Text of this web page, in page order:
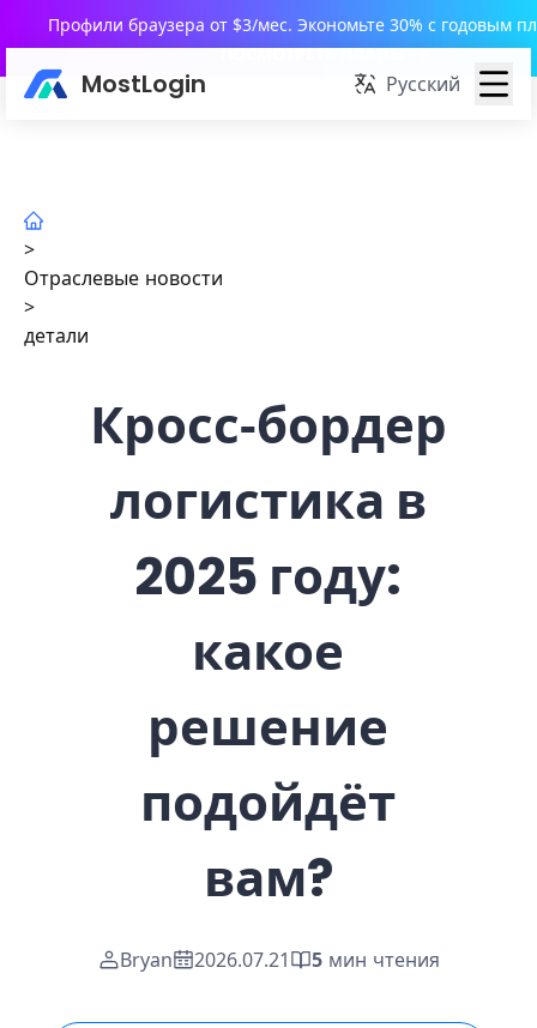
Профили браузера от $3/мес. Экономьте 30% с годовым
ПОСМОТРЕТЬ ПЛАНЫ
MostLogin Русский
>
Отраслевые новости
>
детали
Кросс‑бордер
логистика в
2025 году:
какое
решение
подойдёт
вам?
Bryan 2026.07.21 5 мин чтения